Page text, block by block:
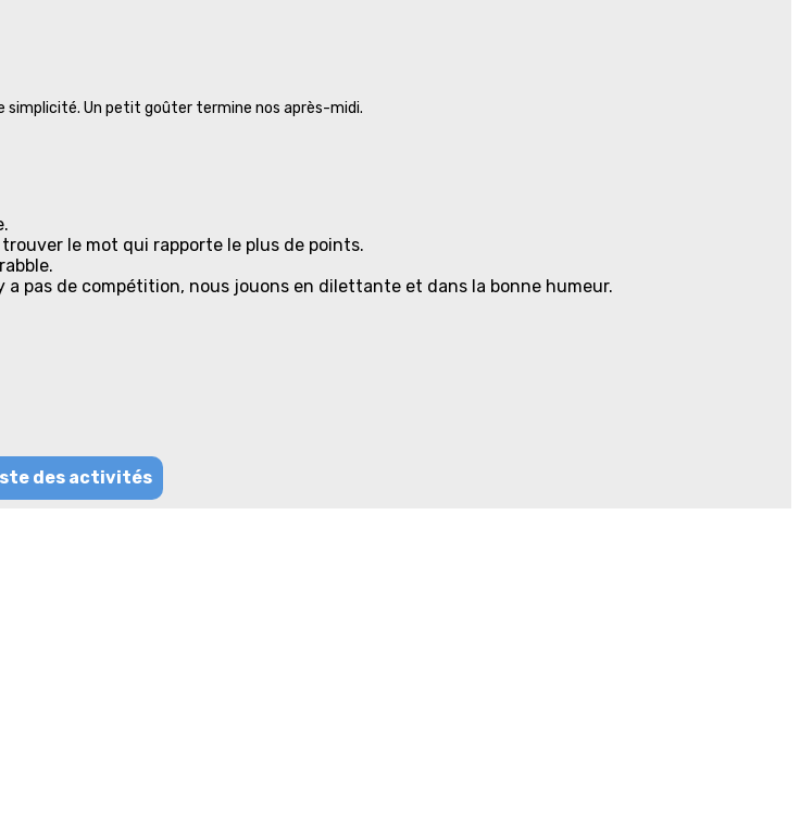
simplicité. Un petit goûter termine nos après-midi.
le mot qui rapporte le plus de points.
a pas de compétition, nous jouons en dilettante et dans la bonne humeur.
des activités